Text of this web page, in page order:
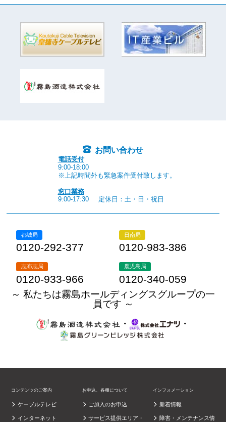
お問い合わせ
電話受付
9:00-18:00
※上記時間外も緊急案件受付致します。
窓口業務
9:00-17:30
定休日：土・日・祝日
都城局
0120-292-377
日南局
0120-983-386
志布志局
0120-933-966
鹿児島局
0120-340-059
～ 私たちは霧島ホールディングスグループの一
員です ～
・
・
コンテンツのご案内
ケーブルテレビ
インターネット
お申込、各種について
ご加入のお申込
サービス提供エリア・
インフォメーション
新着情報
障害・メンテナンス情